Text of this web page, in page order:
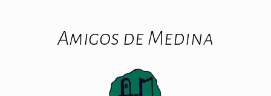
Amigos de Medina